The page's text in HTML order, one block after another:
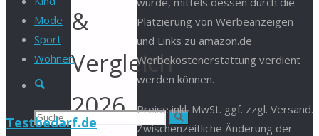
Mode
Sport
Wohnen
Suche
Suchen Suche
Testbedarf.de
&
Vergleich
2026
Platzierung von Werbeanzeigen
und Links zu amazon.de
Werbekostenerstattung verdient
werden können.
Preise inkl. MwSt. ggf. zzgl. Versand.
Zwischenzeitliche Änderung der